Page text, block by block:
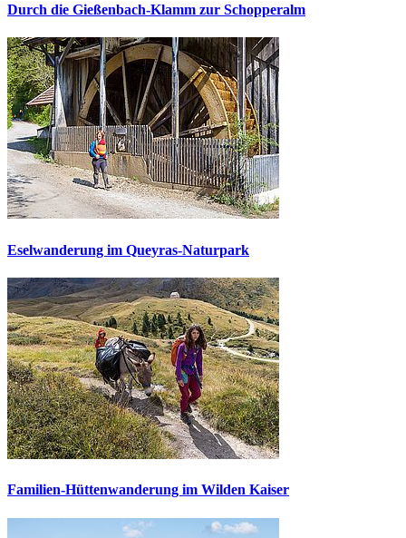
Durch die Gießenbach-Klamm zur Schopperalm
Eselwanderung im Queyras-Naturpark
Familien-Hüttenwanderung im Wilden Kaiser